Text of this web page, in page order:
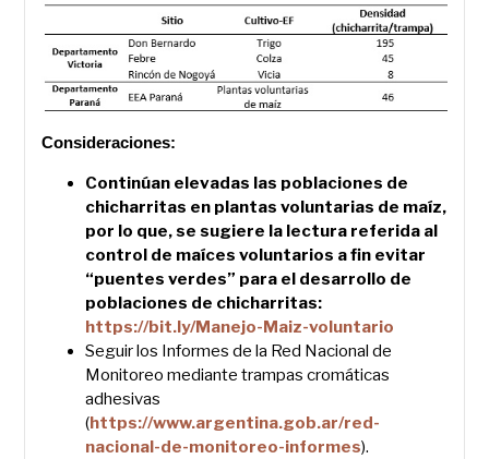
Consideraciones:
Continúan elevadas las poblaciones de
chicharritas en plantas voluntarias de maíz,
por lo que, se sugiere la lectura referida al
control de maíces voluntarios a fin evitar
“puentes verdes” para el desarrollo de
poblaciones de chicharritas:
https://bit.ly/Manejo-Maiz-voluntario
Seguir los Informes de la Red Nacional de
Monitoreo mediante trampas cromáticas
adhesivas
(https://www.argentina.gob.ar/red-
nacional-de-monitoreo-informes).